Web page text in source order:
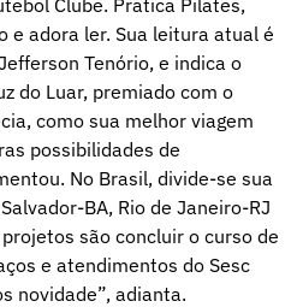
e adora ler. Sua leitura atual é
Tenório, e indica o
do Luar, premiado com o
como sua melhor viagem
possibilidades de
No Brasil, divide-se sua
BA, Rio de Janeiro-RJ
são concluir o curso de
e atendimentos do Sesc
novidade”, adianta.